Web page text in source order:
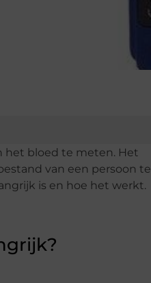
het bloed te meten. Het
van een persoon te
is en hoe het werkt.